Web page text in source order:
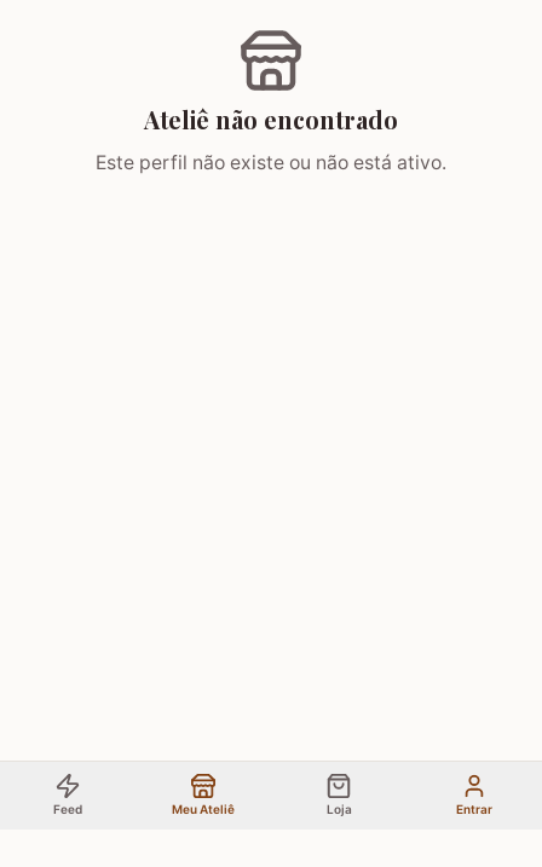
Ateliê não encontrado
Este perfil não existe ou não está ativo.
Feed Meu Ateliê Loja Entrar